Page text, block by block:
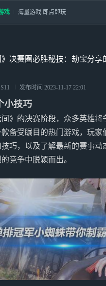
》决赛圈必胜秘技：劫宝分
发布时间 2023-11-17 22:01
小技巧
》的决赛阶段，众多英雄将
备受瞩目的热门游戏，玩家
巧，以及了解最新的赛事动
竞争中脱颖而出。
戏 海量游戏 即点即玩